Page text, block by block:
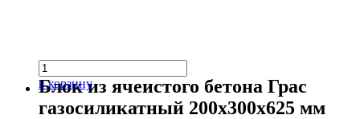
в корзину
Блок из ячеистого бетона Грас
газосиликатный 200х300х625 мм